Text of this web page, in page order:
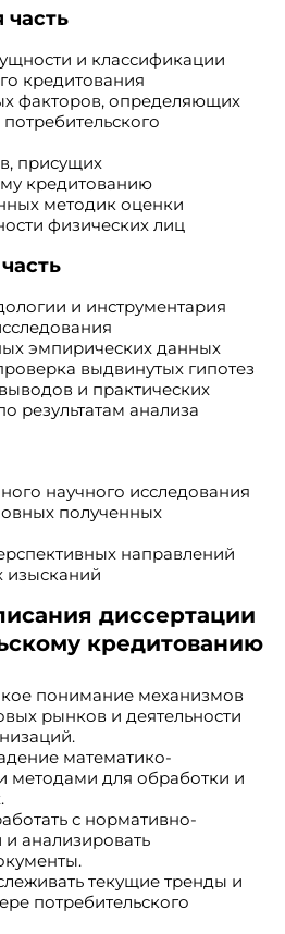
часть
и классификации
кредитования
факторов, определяющих
присущих
кредитованию
методик оценки
физических лиц
и инструментария
эмпирических данных
выдвинутых гипотез
и практических
результатам анализа
научного исследования
полученных
направлений
изысканий
диссертации
кредитованию
понимание механизмов
рынков и деятельности
математико-
методами для обработки и
с нормативно-
анализировать
текущие тренды и
потребительского